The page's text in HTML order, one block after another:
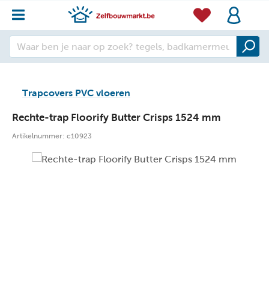
Trapcovers PVC vloeren
Rechte-trap Floorify Butter Crisps 1524 mm
Artikelnummer: c10923